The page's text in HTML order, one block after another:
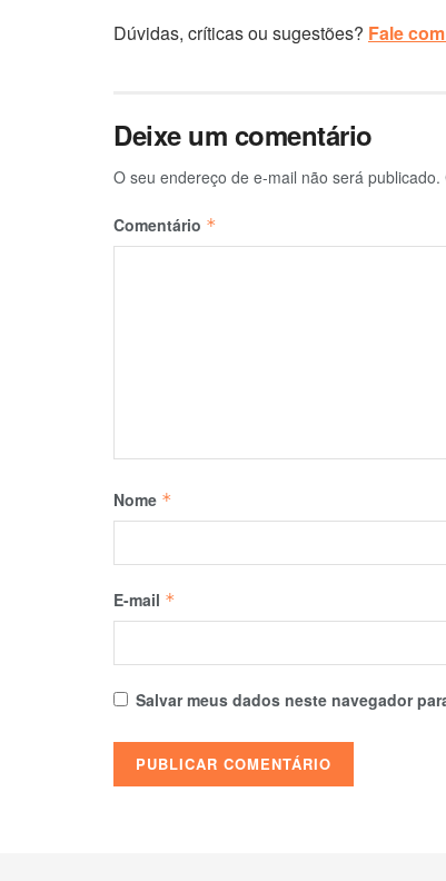
Dúvidas, críticas ou sugestões? Fale
Deixe um comentário
O seu endereço de e-mail não será publicado.
Comentário *
Nome *
E-mail *
Salvar meus dados neste navegador